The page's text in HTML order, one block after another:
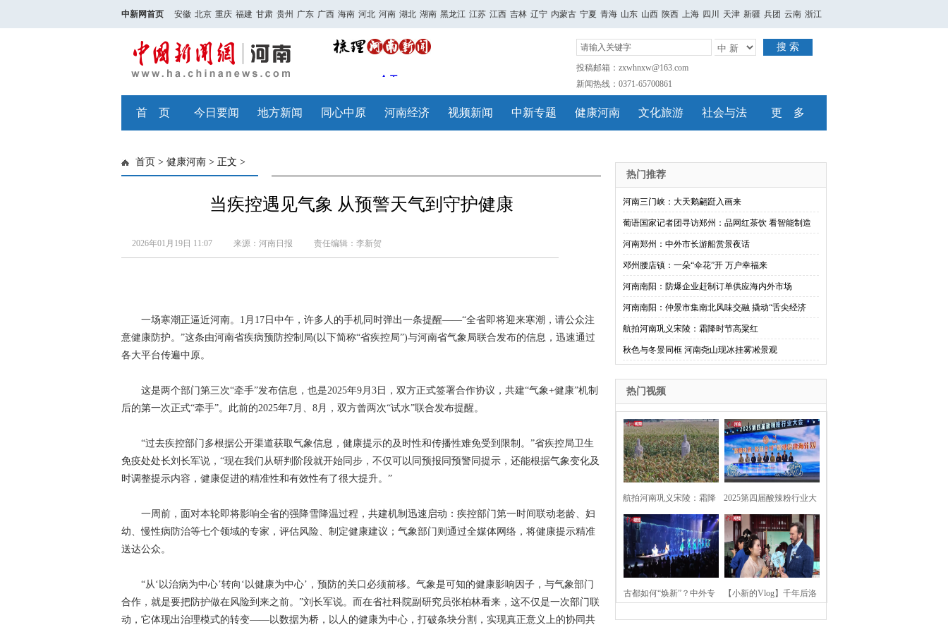
中新网首页 安徽 北京 重庆 福建 甘肃 贵州 广东 广西 海南 河北 河南 湖北 湖南 黑龙江 江苏 江西 吉林 辽宁 内蒙古 宁夏 青海 山东 山西 陕西 上海 四川 天津 新疆 兵团 云南 浙江
搜 索
投稿邮箱：zxwhnxw@163.com
新闻热线：0371-65700861
首 页 今日要闻 地方新闻 同心中原 河南经济 视频新闻 中新专题 健康河南 文化旅游 社会与法 更 多
首页 > 健康河南 > 正文 >
当疾控遇见气象 从预警天气到守护健康
2026年01月19日 11:07 来源：河南日报 责任编辑：李新贺
一场寒潮正逼近河南。1月17日中午，许多人的手机同时弹出一条提醒——“全省即将迎来寒潮，请公众注
意健康防护。”这条由河南省疾病预防控制局(以下简称“省疾控局”)与河南省气象局联合发布的信息，迅速通过
各大平台传遍中原。
这是两个部门第三次“牵手”发布信息，也是2025年9月3日，双方正式签署合作协议，共建“气象+健康”机制
后的第一次正式“牵手”。此前的2025年7月、8月，双方曾两次“试水”联合发布提醒。
“过去疾控部门多根据公开渠道获取气象信息，健康提示的及时性和传播性难免受到限制。”省疾控局卫生
免疫处处长刘长军说，“现在我们从研判阶段就开始同步，不仅可以同预报同预警同提示，还能根据气象变化及
时调整提示内容，健康促进的精准性和有效性有了很大提升。”
一周前，面对本轮即将影响全省的强降雪降温过程，共建机制迅速启动：疾控部门第一时间联动老龄、妇
幼、慢性病防治等七个领域的专家，评估风险、制定健康建议；气象部门则通过全媒体网络，将健康提示精准
送达公众。
“从‘以治病为中心’转向‘以健康为中心’，预防的关口必须前移。气象是可知的健康影响因子，与气象部门
合作，就是要把防护做在风险到来之前。”刘长军说。而在省社科院副研究员张柏林看来，这不仅是一次部门联
动，它体现出治理模式的转变——以数据为桥，以人的健康为中心，打破条块分割，实现真正意义上的协同共
热门推荐
河南三门峡：大天鹅翩跹入画来
葡语国家记者团寻访郑州：品网红茶饮 看智能制造
河南郑州：中外市长游船赏景夜话
邓州腰店镇：一朵“伞花”开 万户幸福来
河南南阳：防爆企业赶制订单供应海内外市场
河南南阳：仲景市集南北风味交融 撬动“舌尖经济
航拍河南巩义宋陵：霜降时节高粱红
秋色与冬景同框 河南尧山现冰挂雾凇景观
热门视频
航拍河南巩义宋陵：霜降
时节高粱红
2025第四届酸辣粉行业大
会在河南开封举行
古都如何“焕新”？中外专 【小新的Vlog】千年后洛